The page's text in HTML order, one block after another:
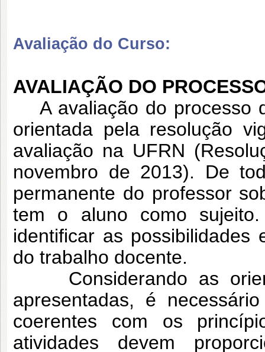
Avaliação do Curso:
AVALIAÇÃO DO
A avaliação do processo
orientada pela resolução
avaliação na UFRN
novembro de 2013). De
permanente do professor
tem o aluno como
identificar as possibilidades
do trabalho docente.
Considerando as
apresentadas, é
coerentes com os
atividades devem